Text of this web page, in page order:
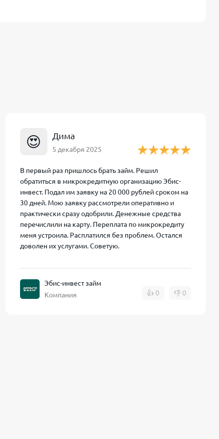
компания не
а также
со
в Эбис-
этом для
и
для
долга
😍 Дима
5 декабря 2025
В первый раз пришлось брать займ. Решил
обратиться в микрокредитную организацию Эбис-
инвест. Подал им заявку на 20 000 рублей сроком на
30 дней. Мою заявку рассмотрели оперативно и
практически сразу одобрили. Денежные средства
перечислили на карту. Переплата по микрокредиту
меня устроила. Расплатился без проблем. Остался
доволен их услугами. Советую.
Эбис-инвест займ
Компания
👍 0 👎 0